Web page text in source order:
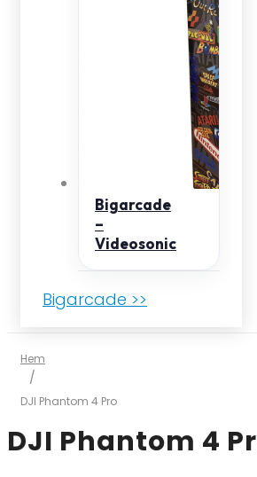
Bigarcade
–
Videosonic
Bigarcade >>
Hem
/
DJI Phantom 4 Pro
DJI Phantom 4